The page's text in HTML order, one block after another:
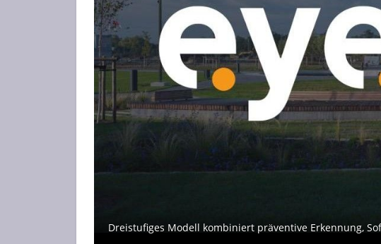
Dreistufiges Modell kombiniert präventive Erkennung,